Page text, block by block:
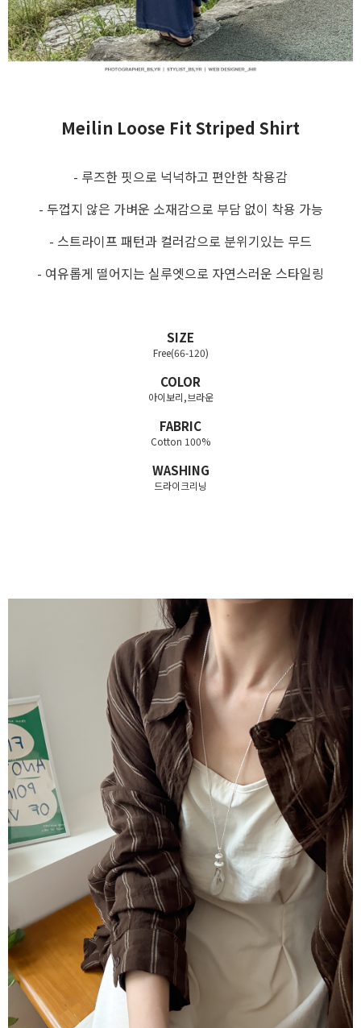
Meilin Loose Fit Striped Shirt
- 루즈한 핏으로 넉넉하고 편안한 착용감
- 두껍지 않은 가벼운 소재감으로 부담 없이 착용 가능
- 스트라이프 패턴과 컬러감으로 분위기있는 무드
- 여유롭게 떨어지는 실루엣으로 자연스러운 스타일링
SIZE
Free(66-120)
COLOR
아이보리,브라운
FABRIC
Cotton 100%
WASHING
드라이크리닝